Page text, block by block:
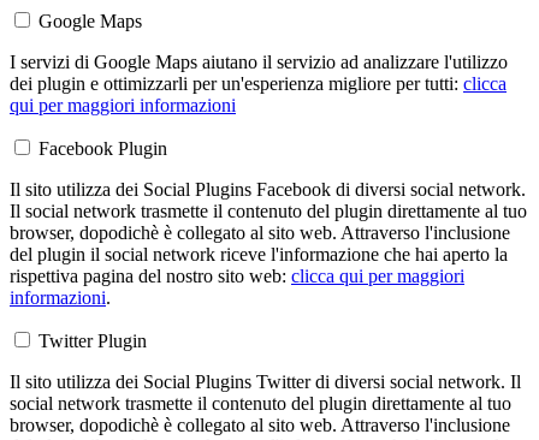
Google Maps
I servizi di Google Maps aiutano il servizio ad analizzare l'utilizzo
dei plugin e ottimizzarli per un'esperienza migliore per tutti: clicca
qui per maggiori informazioni
Facebook Plugin
Il sito utilizza dei Social Plugins Facebook di diversi social network.
Il social network trasmette il contenuto del plugin direttamente al tuo
browser, dopodichè è collegato al sito web. Attraverso l'inclusione
del plugin il social network riceve l'informazione che hai aperto la
rispettiva pagina del nostro sito web: clicca qui per maggiori
informazioni.
Twitter Plugin
Il sito utilizza dei Social Plugins Twitter di diversi social network. Il
social network trasmette il contenuto del plugin direttamente al tuo
browser, dopodichè è collegato al sito web. Attraverso l'inclusione